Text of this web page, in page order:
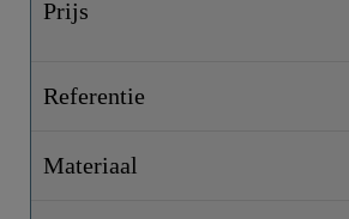
Prijs
Referentie
Materiaal